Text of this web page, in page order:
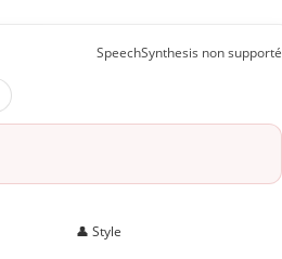
SpeechSynthesis non supporté
👤 Style